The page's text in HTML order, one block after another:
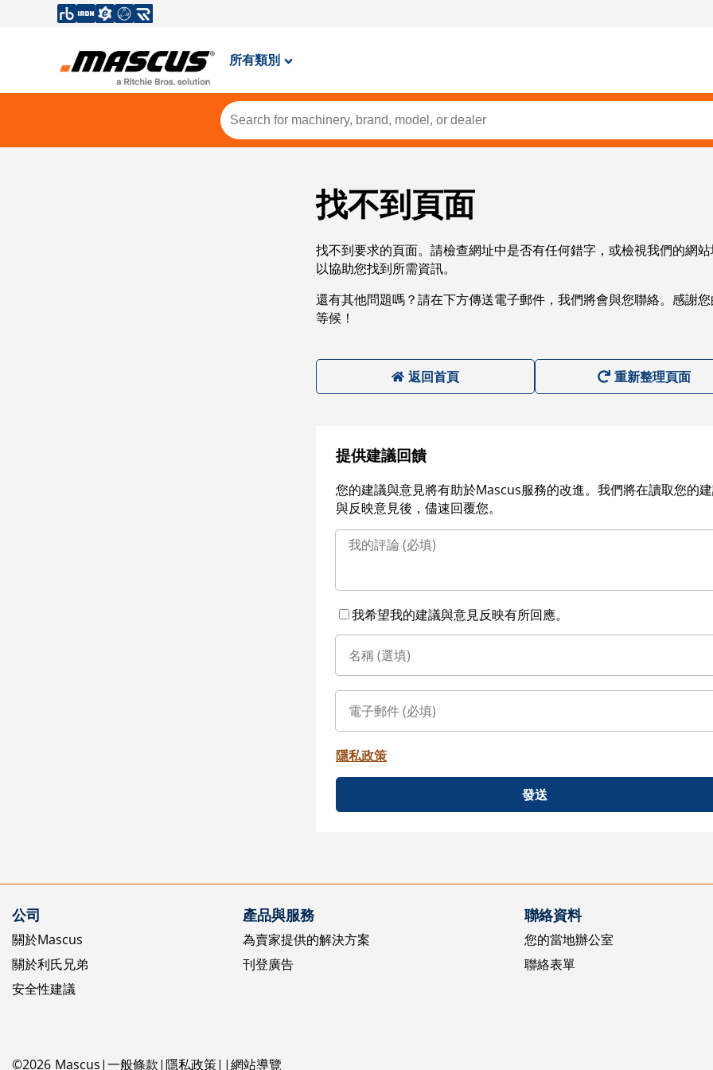
所有類別
找不到頁面
找不到要求的頁面。請檢查網址中是否有任何錯字，或檢視我們的網
以協助您找到所需資訊。
還有其他問題嗎？請在下方傳送電子郵件，我們將會與您聯絡。感謝
等候！
返回首頁 重新整理頁面
提供建議回饋
您的建議與意見將有助於Mascus服務的改進。我們將在讀取您的
與反映意見後，儘速回覆您。
我希望我的建議與意見反映有所回應。
隱私政策
發送
公司
關於Mascus
關於利氏兄弟
安全性建議
產品與服務
為賣家提供的解決方案
刊登廣告
聯絡資料
您的當地辦公室
聯絡表單
©2026 Mascus 一般條款 隱私政策 網站導覽